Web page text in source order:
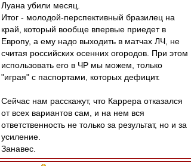
Луана убили месяц.
Итог - молодой-перспективный бразилец на
край, который вообще впервые приедет в
Европу, а ему надо выходить в матчах ЛЧ, не
считая российских осенних огородов. При этом
использовать его в ЧР мы можем, только
"играя" с паспортами, которых дефицит.
Сейчас нам расскажут, что Каррера отказался
от всех вариантов сам, и на нем вся
ответственность не только за результат, но и за
усиление.
Занавес.